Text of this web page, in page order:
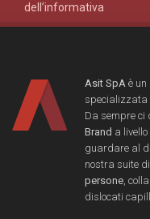
dell’informativa
Asit SpA è
specializzata
Da sempre ci
Brand a
guardare al
nostra suite
persone,
dislocati